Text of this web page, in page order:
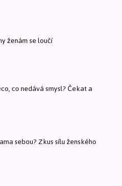
ženám se loučí
co nedává smysl? Čekat a
sebou? Zkus sílu ženského